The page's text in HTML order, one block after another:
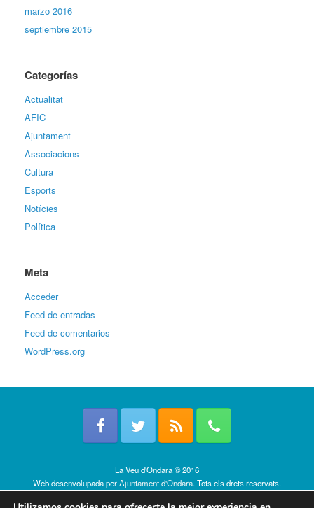
marzo 2016
septiembre 2015
Categorías
Actualitat
AFIC
Ajuntament
Associacions
Cultura
Esports
Notícies
Política
Meta
Acceder
Feed de entradas
Feed de comentarios
WordPress.org
La Veu d'Ondara © 2016
Web desenvolupada perAjuntament d'Ondara. Tots els drets reservats.